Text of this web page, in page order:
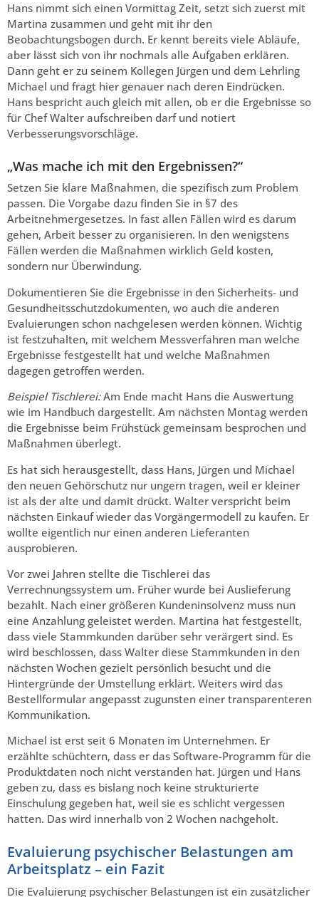
Hans nimmt sich einen Vormittag Zeit, setzt sich zuerst mit
Martina zusammen und geht mit ihr den
Beobachtungsbogen durch. Er kennt bereits viele Abläufe,
aber lässt sich von ihr nochmals alle Aufgaben erklären.
Dann geht er zu seinem Kollegen Jürgen und dem Lehrling
Michael und fragt hier genauer nach deren Eindrücken.
Hans bespricht auch gleich mit allen, ob er die Ergebnisse so
für Chef Walter aufschreiben darf und notiert
Verbesserungsvorschläge.
„Was mache ich mit den Ergebnissen?“
Setzen Sie klare Maßnahmen, die spezifisch zum Problem
passen. Die Vorgabe dazu finden Sie in §7 des
Arbeitnehmergesetzes. In fast allen Fällen wird es darum
gehen, Arbeit besser zu organisieren. In den wenigstens
Fällen werden die Maßnahmen wirklich Geld kosten,
sondern nur Überwindung.
Dokumentieren Sie die Ergebnisse in den Sicherheits- und
Gesundheitsschutzdokumenten, wo auch die anderen
Evaluierungen schon nachgelesen werden können. Wichtig
ist festzuhalten, mit welchem Messverfahren man welche
Ergebnisse festgestellt hat und welche Maßnahmen
dagegen getroffen werden.
Beispiel Tischlerei:Am Ende macht Hans die Auswertung
wie im Handbuch dargestellt. Am nächsten Montag werden
die Ergebnisse beim Frühstück gemeinsam besprochen und
Maßnahmen überlegt.
Es hat sich herausgestellt, dass Hans, Jürgen und Michael
den neuen Gehörschutz nur ungern tragen, weil er kleiner
ist als der alte und damit drückt. Walter verspricht beim
nächsten Einkauf wieder das Vorgängermodell zu kaufen. Er
wollte eigentlich nur einen anderen Lieferanten
ausprobieren.
Vor zwei Jahren stellte die Tischlerei das
Verrechnungssystem um. Früher wurde bei Auslieferung
bezahlt. Nach einer größeren Kundeninsolvenz muss nun
eine Anzahlung geleistet werden. Martina hat festgestellt,
dass viele Stammkunden darüber sehr verärgert sind. Es
wird beschlossen, dass Walter diese Stammkunden in den
nächsten Wochen gezielt persönlich besucht und die
Hintergründe der Umstellung erklärt. Weiters wird das
Bestellformular angepasst zugunsten einer transparenteren
Kommunikation.
Michael ist erst seit 6 Monaten im Unternehmen. Er
erzählte schüchtern, dass er das Software-Programm für die
Produktdaten noch nicht verstanden hat. Jürgen und Hans
geben zu, dass es bislang noch keine strukturierte
Einschulung gegeben hat, weil sie es schlicht vergessen
hatten. Das wird innerhalb von 2 Wochen nachgeholt.
Evaluierung psychischer Belastungen am
Arbeitsplatz – ein Fazit
Die Evaluierung psychischer Belastungen ist ein zusätzlicher